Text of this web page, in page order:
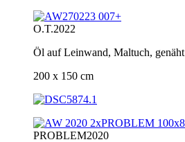
O.T.2022
Öl auf Leinwand, Maltuch, genäht
200 x 150 cm
PROBLEM2020